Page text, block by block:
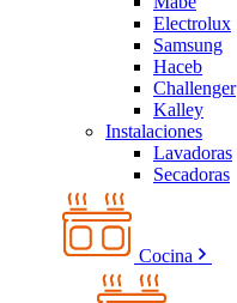
Electrolux
Samsung
Haceb
Challenger
Kalley
Instalaciones
Lavadoras
Secadoras
Cocina